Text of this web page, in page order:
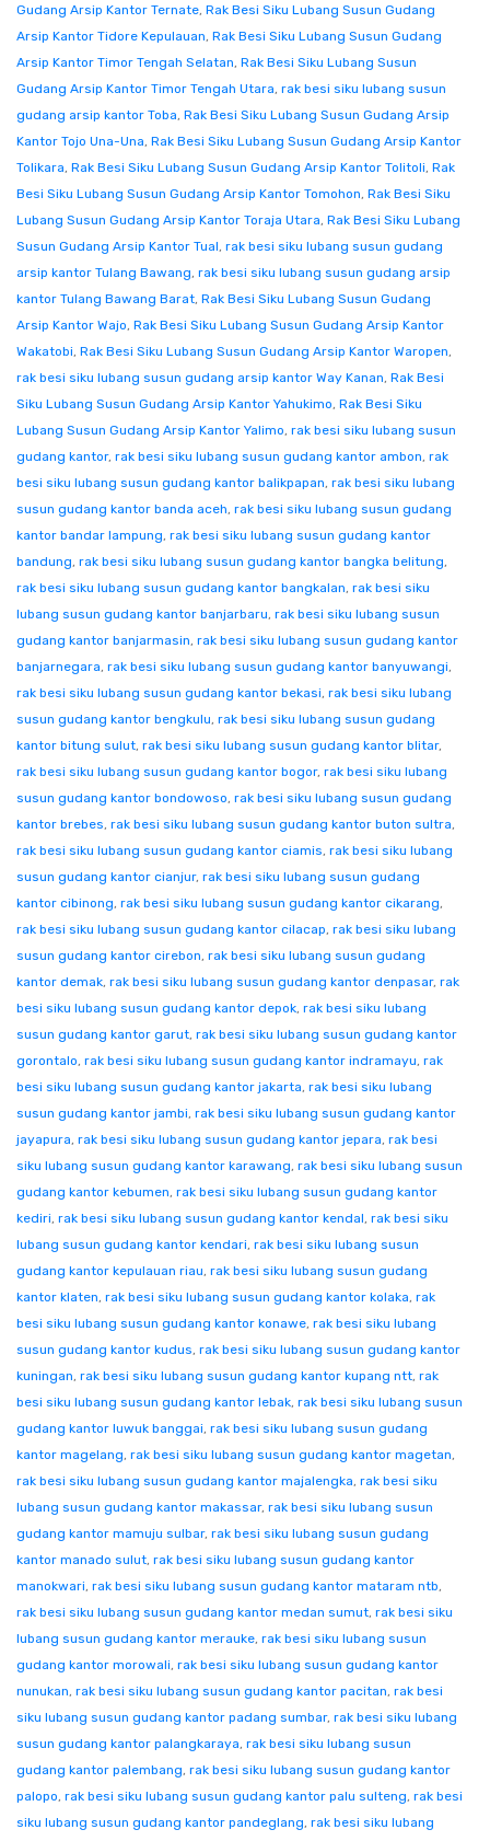
Gudang Arsip Kantor Ternate, Rak Besi Siku Lubang Susun Gudang
Arsip Kantor Tidore Kepulauan, Rak Besi Siku Lubang Susun Gudang
Arsip Kantor Timor Tengah Selatan, Rak Besi Siku Lubang Susun
Gudang Arsip Kantor Timor Tengah Utara, rak besi siku lubang susun
gudang arsip kantor Toba, Rak Besi Siku Lubang Susun Gudang Arsip
Kantor Tojo Una-Una, Rak Besi Siku Lubang Susun Gudang Arsip Kantor
Tolikara, Rak Besi Siku Lubang Susun Gudang Arsip Kantor Tolitoli, Rak
Besi Siku Lubang Susun Gudang Arsip Kantor Tomohon, Rak Besi Siku
Lubang Susun Gudang Arsip Kantor Toraja Utara, Rak Besi Siku Lubang
Susun Gudang Arsip Kantor Tual, rak besi siku lubang susun gudang
arsip kantor Tulang Bawang, rak besi siku lubang susun gudang arsip
kantor Tulang Bawang Barat, Rak Besi Siku Lubang Susun Gudang
Arsip Kantor Wajo, Rak Besi Siku Lubang Susun Gudang Arsip Kantor
Wakatobi, Rak Besi Siku Lubang Susun Gudang Arsip Kantor Waropen,
rak besi siku lubang susun gudang arsip kantor Way Kanan, Rak Besi
Siku Lubang Susun Gudang Arsip Kantor Yahukimo, Rak Besi Siku
Lubang Susun Gudang Arsip Kantor Yalimo, rak besi siku lubang susun
gudang kantor, rak besi siku lubang susun gudang kantor ambon, rak
besi siku lubang susun gudang kantor balikpapan, rak besi siku lubang
susun gudang kantor banda aceh, rak besi siku lubang susun gudang
kantor bandar lampung, rak besi siku lubang susun gudang kantor
bandung, rak besi siku lubang susun gudang kantor bangka belitung,
rak besi siku lubang susun gudang kantor bangkalan, rak besi siku
lubang susun gudang kantor banjarbaru, rak besi siku lubang susun
gudang kantor banjarmasin, rak besi siku lubang susun gudang kantor
banjarnegara, rak besi siku lubang susun gudang kantor banyuwangi,
rak besi siku lubang susun gudang kantor bekasi, rak besi siku lubang
susun gudang kantor bengkulu, rak besi siku lubang susun gudang
kantor bitung sulut, rak besi siku lubang susun gudang kantor blitar,
rak besi siku lubang susun gudang kantor bogor, rak besi siku lubang
susun gudang kantor bondowoso, rak besi siku lubang susun gudang
kantor brebes, rak besi siku lubang susun gudang kantor buton sultra,
rak besi siku lubang susun gudang kantor ciamis, rak besi siku lubang
susun gudang kantor cianjur, rak besi siku lubang susun gudang
kantor cibinong, rak besi siku lubang susun gudang kantor cikarang,
rak besi siku lubang susun gudang kantor cilacap, rak besi siku lubang
susun gudang kantor cirebon, rak besi siku lubang susun gudang
kantor demak, rak besi siku lubang susun gudang kantor denpasar, rak
besi siku lubang susun gudang kantor depok, rak besi siku lubang
susun gudang kantor garut, rak besi siku lubang susun gudang kantor
gorontalo, rak besi siku lubang susun gudang kantor indramayu, rak
besi siku lubang susun gudang kantor jakarta, rak besi siku lubang
susun gudang kantor jambi, rak besi siku lubang susun gudang kantor
jayapura, rak besi siku lubang susun gudang kantor jepara, rak besi
siku lubang susun gudang kantor karawang, rak besi siku lubang susun
gudang kantor kebumen, rak besi siku lubang susun gudang kantor
kediri, rak besi siku lubang susun gudang kantor kendal, rak besi siku
lubang susun gudang kantor kendari, rak besi siku lubang susun
gudang kantor kepulauan riau, rak besi siku lubang susun gudang
kantor klaten, rak besi siku lubang susun gudang kantor kolaka, rak
besi siku lubang susun gudang kantor konawe, rak besi siku lubang
susun gudang kantor kudus, rak besi siku lubang susun gudang kantor
kuningan, rak besi siku lubang susun gudang kantor kupang ntt, rak
besi siku lubang susun gudang kantor lebak, rak besi siku lubang susun
gudang kantor luwuk banggai, rak besi siku lubang susun gudang
kantor magelang, rak besi siku lubang susun gudang kantor magetan,
rak besi siku lubang susun gudang kantor majalengka, rak besi siku
lubang susun gudang kantor makassar, rak besi siku lubang susun
gudang kantor mamuju sulbar, rak besi siku lubang susun gudang
kantor manado sulut, rak besi siku lubang susun gudang kantor
manokwari, rak besi siku lubang susun gudang kantor mataram ntb,
rak besi siku lubang susun gudang kantor medan sumut, rak besi siku
lubang susun gudang kantor merauke, rak besi siku lubang susun
gudang kantor morowali, rak besi siku lubang susun gudang kantor
nunukan, rak besi siku lubang susun gudang kantor pacitan, rak besi
siku lubang susun gudang kantor padang sumbar, rak besi siku lubang
susun gudang kantor palangkaraya, rak besi siku lubang susun
gudang kantor palembang, rak besi siku lubang susun gudang kantor
palopo, rak besi siku lubang susun gudang kantor palu sulteng, rak besi
siku lubang susun gudang kantor pandeglang, rak besi siku lubang